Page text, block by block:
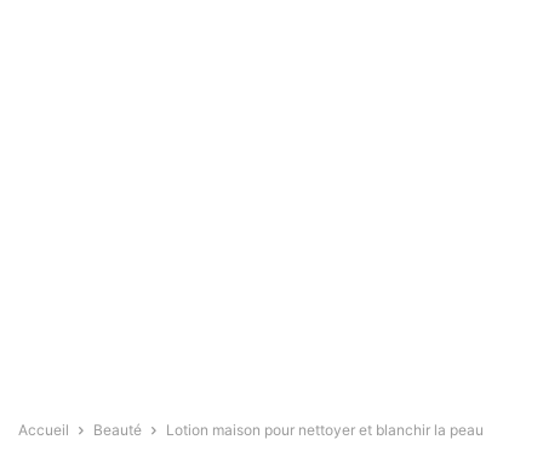
Accueil Beauté Lotion maison pour nettoyer et blanchir la peau